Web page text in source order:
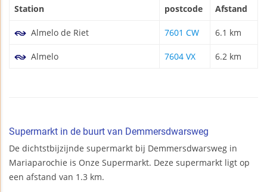
Station postcode Afstand
Almelo de Riet 7601 CW 6.1 km
Almelo 7604 VX 6.2 km
Supermarkt in de buurt van Demmersdwarsweg
De dichtstbijzijnde supermarkt bij Demmersdwarsweg in
Mariaparochie is Onze Supermarkt. Deze supermarkt ligt op
een afstand van 1.3 km.